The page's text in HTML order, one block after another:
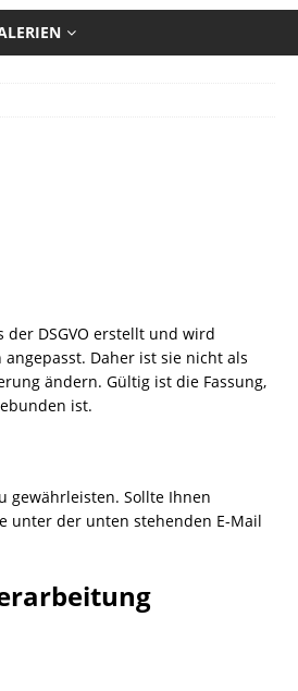
DSGVO erstellt und wird
Daher ist sie nicht als
ändern. Gültig ist die Fassung,
ist.
gewährleisten. Sollte Ihnen
unter der unten stehenden E-Mail
- Imst - Tirol - Bilder
3,5 Kilometer Fahrspaß auf dem Alpine
ansehen.